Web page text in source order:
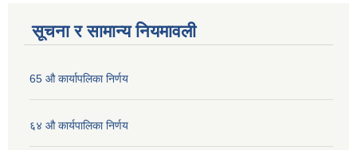
सूचना र सामान्य नियमावली
65 औ कार्यापलिका निर्णय
६४ औ कार्यपालिका निर्णय